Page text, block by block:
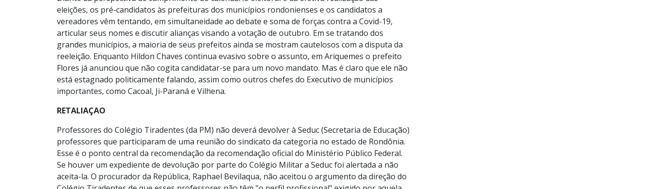
eleições, os pré-candidatos às prefeituras dos municípios rondonienses e os candidatos a
vereadores vêm tentando, em simultaneidade ao debate e soma de forças contra a Covid-19,
articular seus nomes e discutir alianças visando a votação de outubro. Em se tratando dos
grandes municípios, a maioria de seus prefeitos ainda se mostram cautelosos com a disputa da
reeleição. Enquanto Hildon Chaves continua evasivo sobre o assunto, em Ariquemes o prefeito
Flores já anunciou que não cogita candidatar-se para um novo mandato. Mas é claro que ele não
está estagnado politicamente falando, assim como outros chefes do Executivo de municípios
importantes, como Cacoal, Ji-Paraná e Vilhena.
RETALIAÇAO
Professores do Colégio Tiradentes (da PM) não deverá devolver à Seduc (Secretaria de Educação)
professores que participaram de uma reunião do sindicato da categoria no estado de Rondônia.
Esse é o ponto central da recomendação da recomendação oficial do Ministério Público Federal.
Se houver um expediente de devolução por parte do Colégio Militar a Seduc foi alertada a não
aceita-la. O procurador da República, Raphael Bevilaqua, não aceitou o argumento da direção do